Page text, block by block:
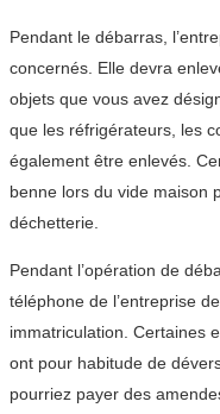
Pendant le débarras,
concernés. Elle devra
objets que vous avez
que les réfrigérateurs, les
également être enlevés.
benne lors du vide maison
déchetterie.
Pendant l’opération de
téléphone de l’entreprise
immatriculation. Certaines
ont pour habitude de
pourriez payer des